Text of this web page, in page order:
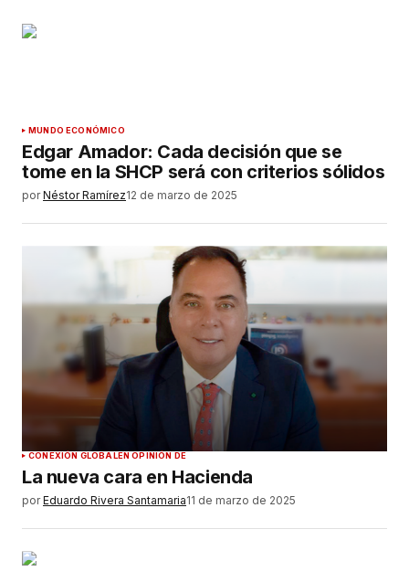
MUNDO ECONÓMICO
Edgar Amador: Cada decisión que se
tome en la SHCP será con criterios sólidos
por Néstor Ramírez12 de marzo de 2025
CONEXIÓN GLOBALEN OPINIÓN DE
La nueva cara en Hacienda
por Eduardo Rivera Santamaria11 de marzo de 2025